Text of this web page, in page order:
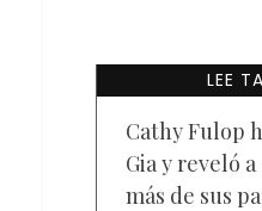
LEE
Cathy Fulop
Gia y reveló
más de sus